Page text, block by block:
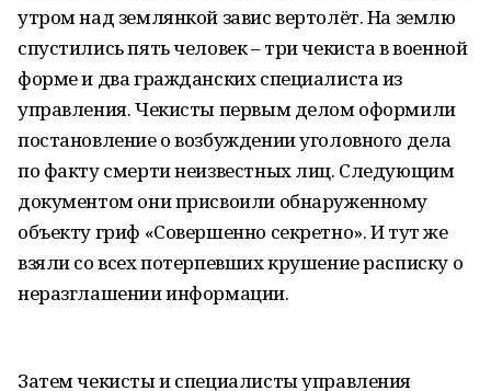
утром над землянкой завис вертолёт. На землю
спустились пять человек – три чекиста в военной
форме и два гражданских специалиста из
управления. Чекисты первым делом оформили
постановление о возбуждении уголовного дела
по факту смерти неизвестных лиц. Следующим
документом они присвоили обнаруженному
объекту гриф «Совершенно секретно». И тут же
взяли со всех потерпевших крушение расписку о
неразглашении информации.
Затем чекисты и специалисты управления